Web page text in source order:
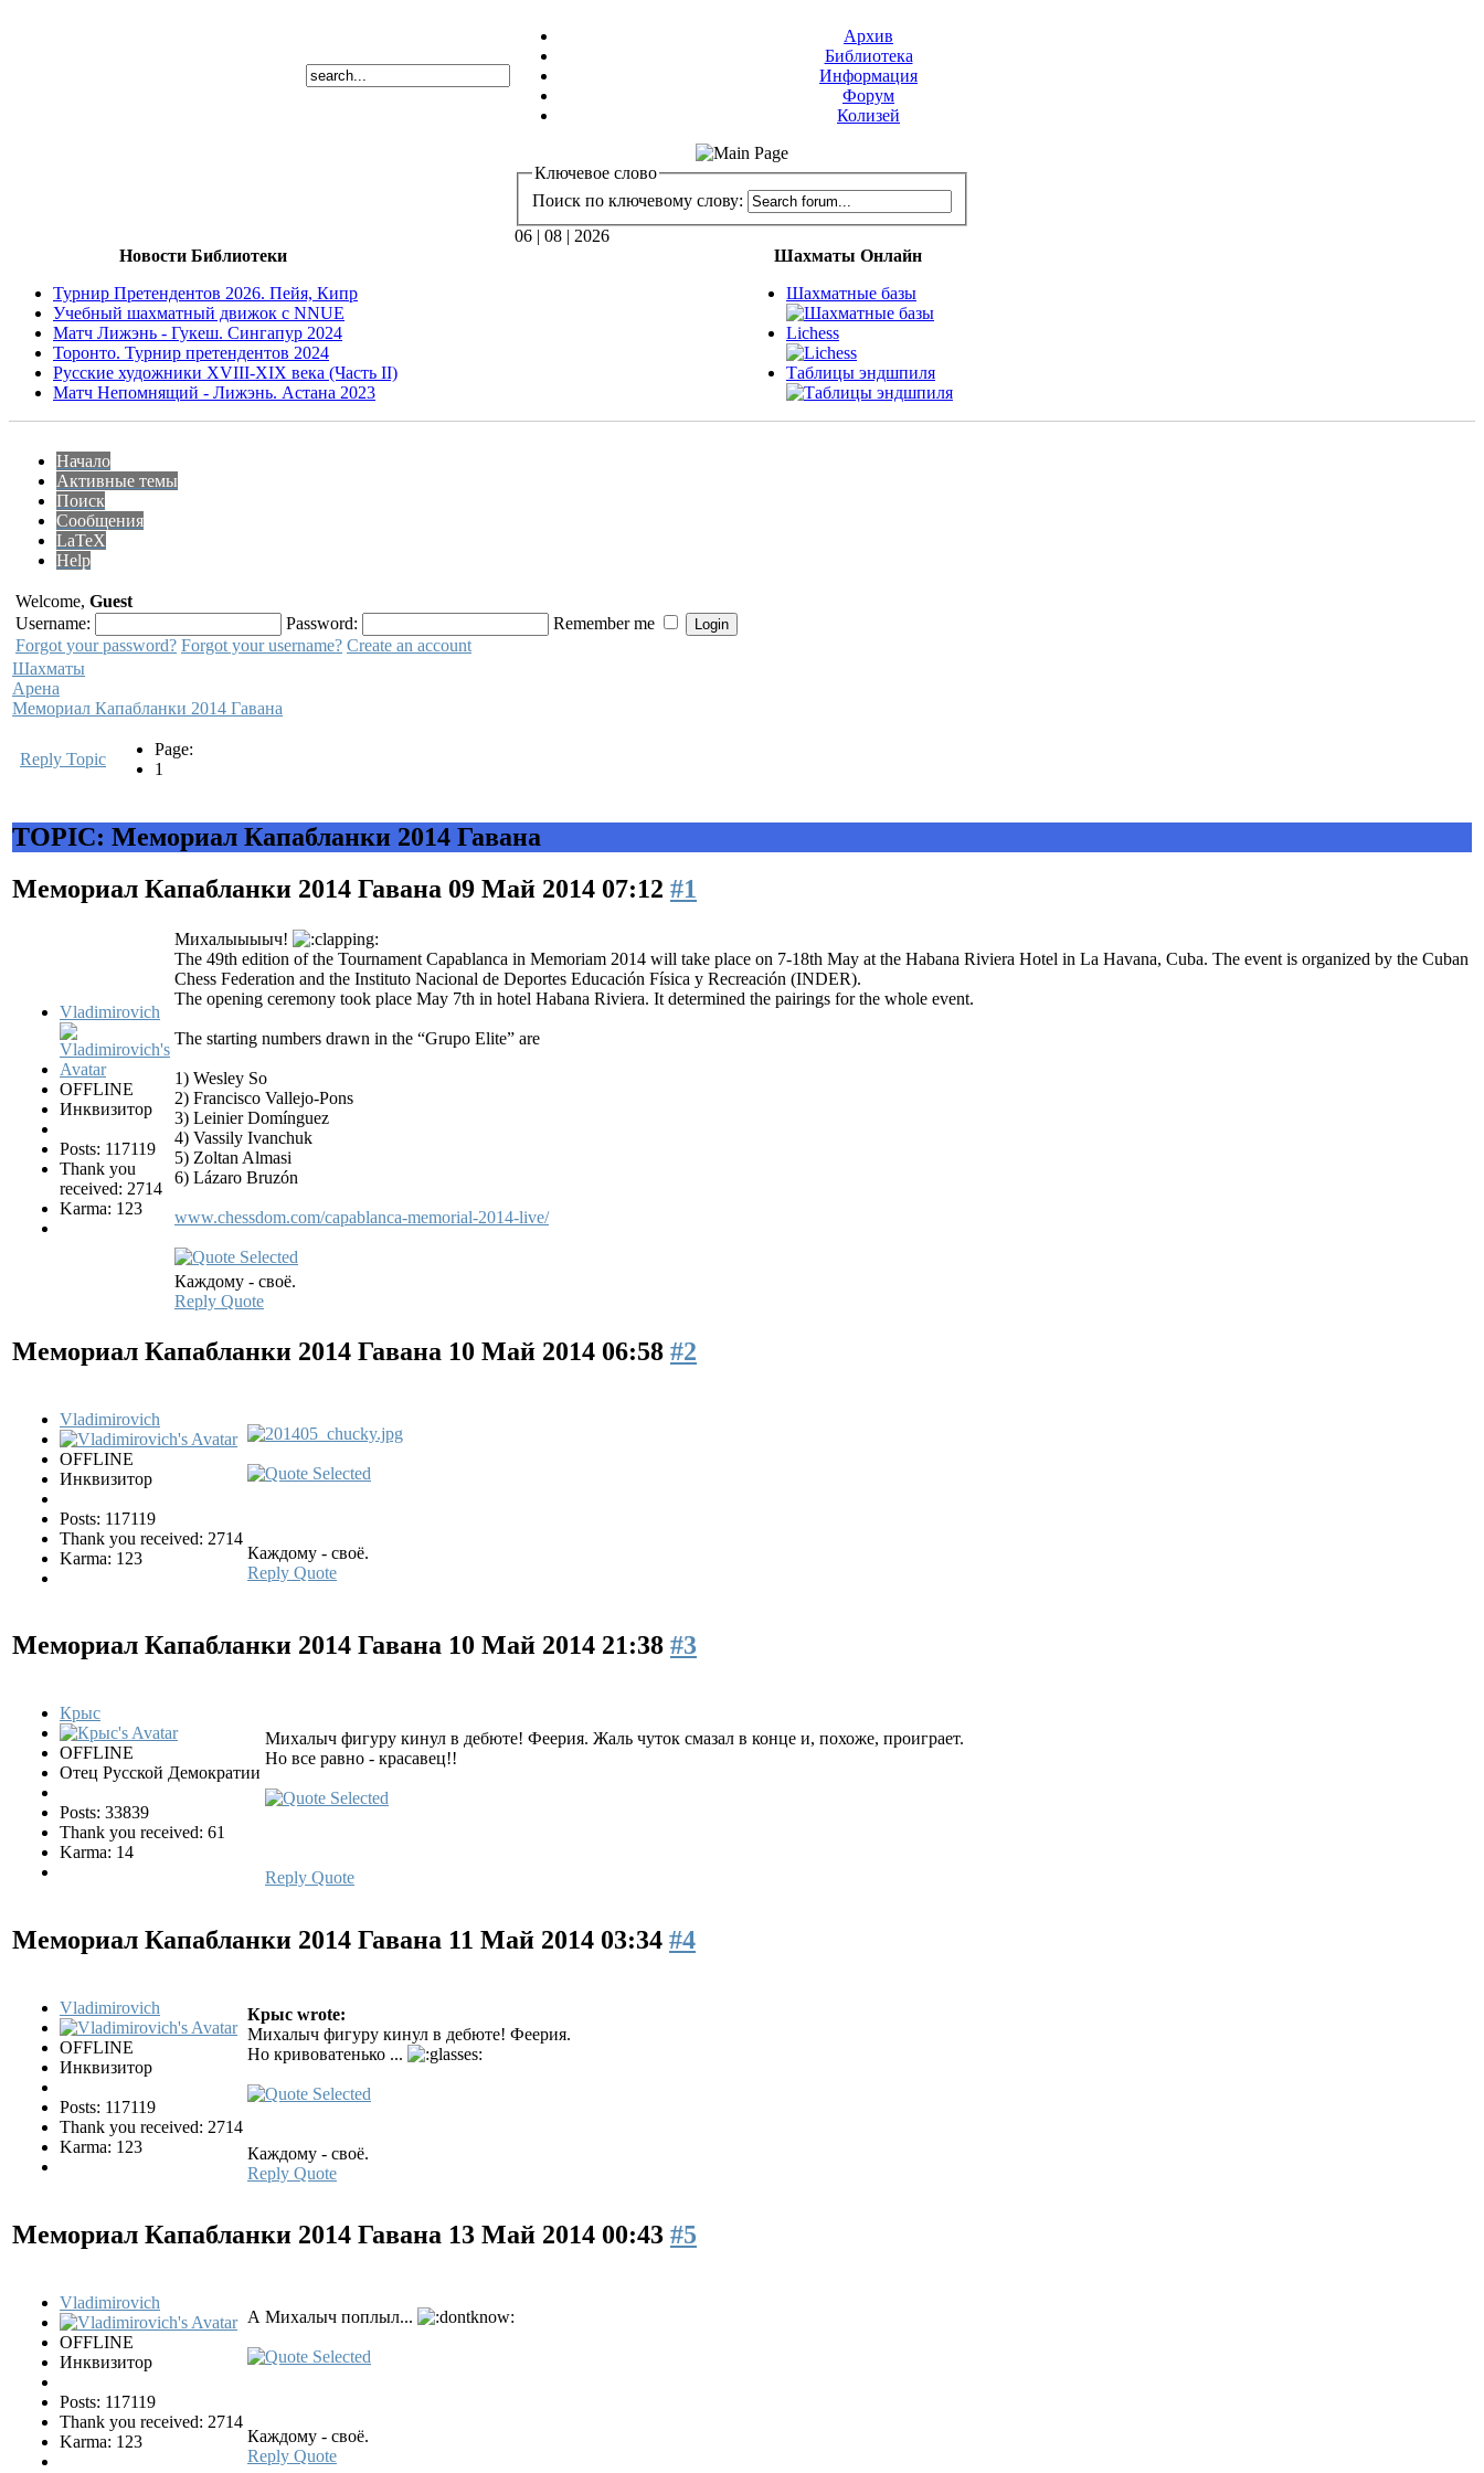
Архив
Библиотека
Информация
Форум
Колизей
Ключевое слово
Поиск по ключевому слову:
06 | 08 | 2026
Новости Библиотеки
Турнир Претендентов 2026. Пейя, Кипр
Учебный шахматный движок с NNUE
Матч Лижэнь - Гукеш. Сингапур 2024
Торонто. Турнир претендентов 2024
Русские художники XVIII-XIX века (Часть II)
Матч Непомнящий - Лижэнь. Астана 2023
Шахматы Онлайн
Шахматные базы
Lichess
Таблицы эндшпиля
Начало
Активные темы
Поиск
Сообщения
LaTeX
Help
Welcome, Guest
Username:
Password:
Remember me
Forgot your password? Forgot your username? Create an account
Шахматы
Арена
Мемориал Капабланки 2014 Гавана
Reply Topic
Page:
1
TOPIC: Мемориал Капабланки 2014 Гавана
Мемориал Капабланки 2014 Гавана 09 Май 2014 07:12 #1
Vladimirovich
OFFLINE
Инквизитор
Posts: 117119
Thank you
received: 2714
Karma: 123
Михалыыыыч!
The 49th edition of the Tournament Capablanca in Memoriam 2014 will take place on 7-18th May at the Habana Riviera Hotel in La Havana, Cuba. The event is organized by the Cuban
Chess Federation and the Instituto Nacional de Deportes Educación Física y Recreación (INDER).
The opening ceremony took place May 7th in hotel Habana Riviera. It determined the pairings for the whole event.
The starting numbers drawn in the “Grupo Elite” are
1) Wesley So
2) Francisco Vallejo-Pons
3) Leinier Domínguez
4) Vassily Ivanchuk
5) Zoltan Almasi
6) Lázaro Bruzón
www.chessdom.com/capablanca-memorial-2014-live/
Каждому - своё.
Reply Quote
Мемориал Капабланки 2014 Гавана 10 Май 2014 06:58 #2
Vladimirovich
OFFLINE
Инквизитор
Posts: 117119
Thank you received: 2714
Karma: 123
Каждому - своё.
Reply Quote
Мемориал Капабланки 2014 Гавана 10 Май 2014 21:38 #3
Крыс
OFFLINE
Отец Русской Демократии
Posts: 33839
Thank you received: 61
Karma: 14
Михалыч фигуру кинул в дебюте! Феерия. Жаль чуток смазал в конце и, похоже, проиграет.
Но все равно - красавец!!
Reply Quote
Мемориал Капабланки 2014 Гавана 11 Май 2014 03:34 #4
Vladimirovich
OFFLINE
Инквизитор
Posts: 117119
Thank you received: 2714
Karma: 123
Крыс wrote:
Михалыч фигуру кинул в дебюте! Феерия.
Но кривоватенько ...
Каждому - своё.
Reply Quote
Мемориал Капабланки 2014 Гавана 13 Май 2014 00:43 #5
Vladimirovich
OFFLINE
Инквизитор
Posts: 117119
Thank you received: 2714
Karma: 123
А Михалыч поплыл...
Каждому - своё.
Reply Quote